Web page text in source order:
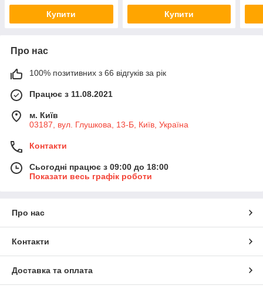
Купити Купити
Про нас
100% позитивних з 66 відгуків за рік
Працює з 11.08.2021
м. Київ
03187, вул. Глушкова, 13-Б, Київ, Україна
Контакти
Сьогодні працює з 09:00 до 18:00
Показати весь графік роботи
Про нас
Контакти
Доставка та оплата